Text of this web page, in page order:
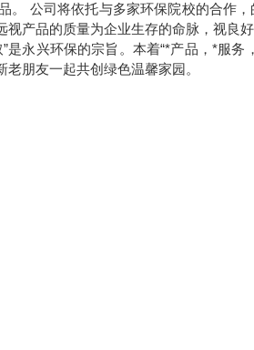
。
公司将依托与多家环保院校的合作
产品的质量为企业生存的命脉，视良
永兴环保的宗旨。本着“*产品，*服
朋友一起共创绿色温馨家园。